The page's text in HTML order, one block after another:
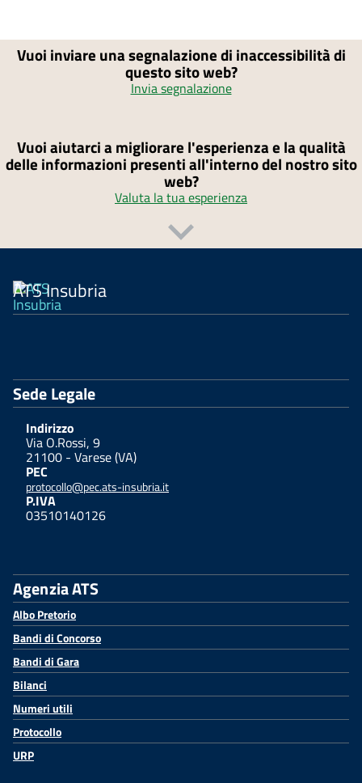
Vuoi inviare una segnalazione di inaccessibilità di
questo sito web?
Invia segnalazione
Vuoi aiutarci a migliorare l'esperienza e la qualità
delle informazioni presenti all'interno del nostro sito
web?
Valuta la tua esperienza
ATS Insubria
Sede Legale
Indirizzo
Via O.Rossi, 9
21100 - Varese (VA)
PEC
protocollo@pec.ats-insubria.it
P.IVA
03510140126
Agenzia ATS
Albo Pretorio
Bandi di Concorso
Bandi di Gara
Bilanci
Numeri utili
Protocollo
URP